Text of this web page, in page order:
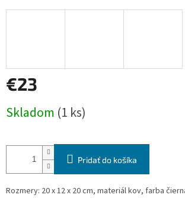
€23
cena:
Skladom (1 ks)
Pridať do košíka
Rozmery: 20 x 12 x 20 cm, materiál kov, farba